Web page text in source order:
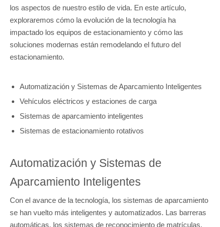
los aspectos de nuestro estilo de vida. En este artículo,
exploraremos cómo la evolución de la tecnología ha
impactado los equipos de estacionamiento y cómo las
soluciones modernas están remodelando el futuro del
estacionamiento.
Automatización y Sistemas de Aparcamiento Inteligentes
Vehículos eléctricos y estaciones de carga
Sistemas de aparcamiento inteligentes
Sistemas de estacionamiento rotativos
Automatización y Sistemas de
Aparcamiento Inteligentes
Con el avance de la tecnología, los sistemas de aparcamiento
se han vuelto más inteligentes y automatizados. Las barreras
automáticas, los sistemas de reconocimiento de matrículas,